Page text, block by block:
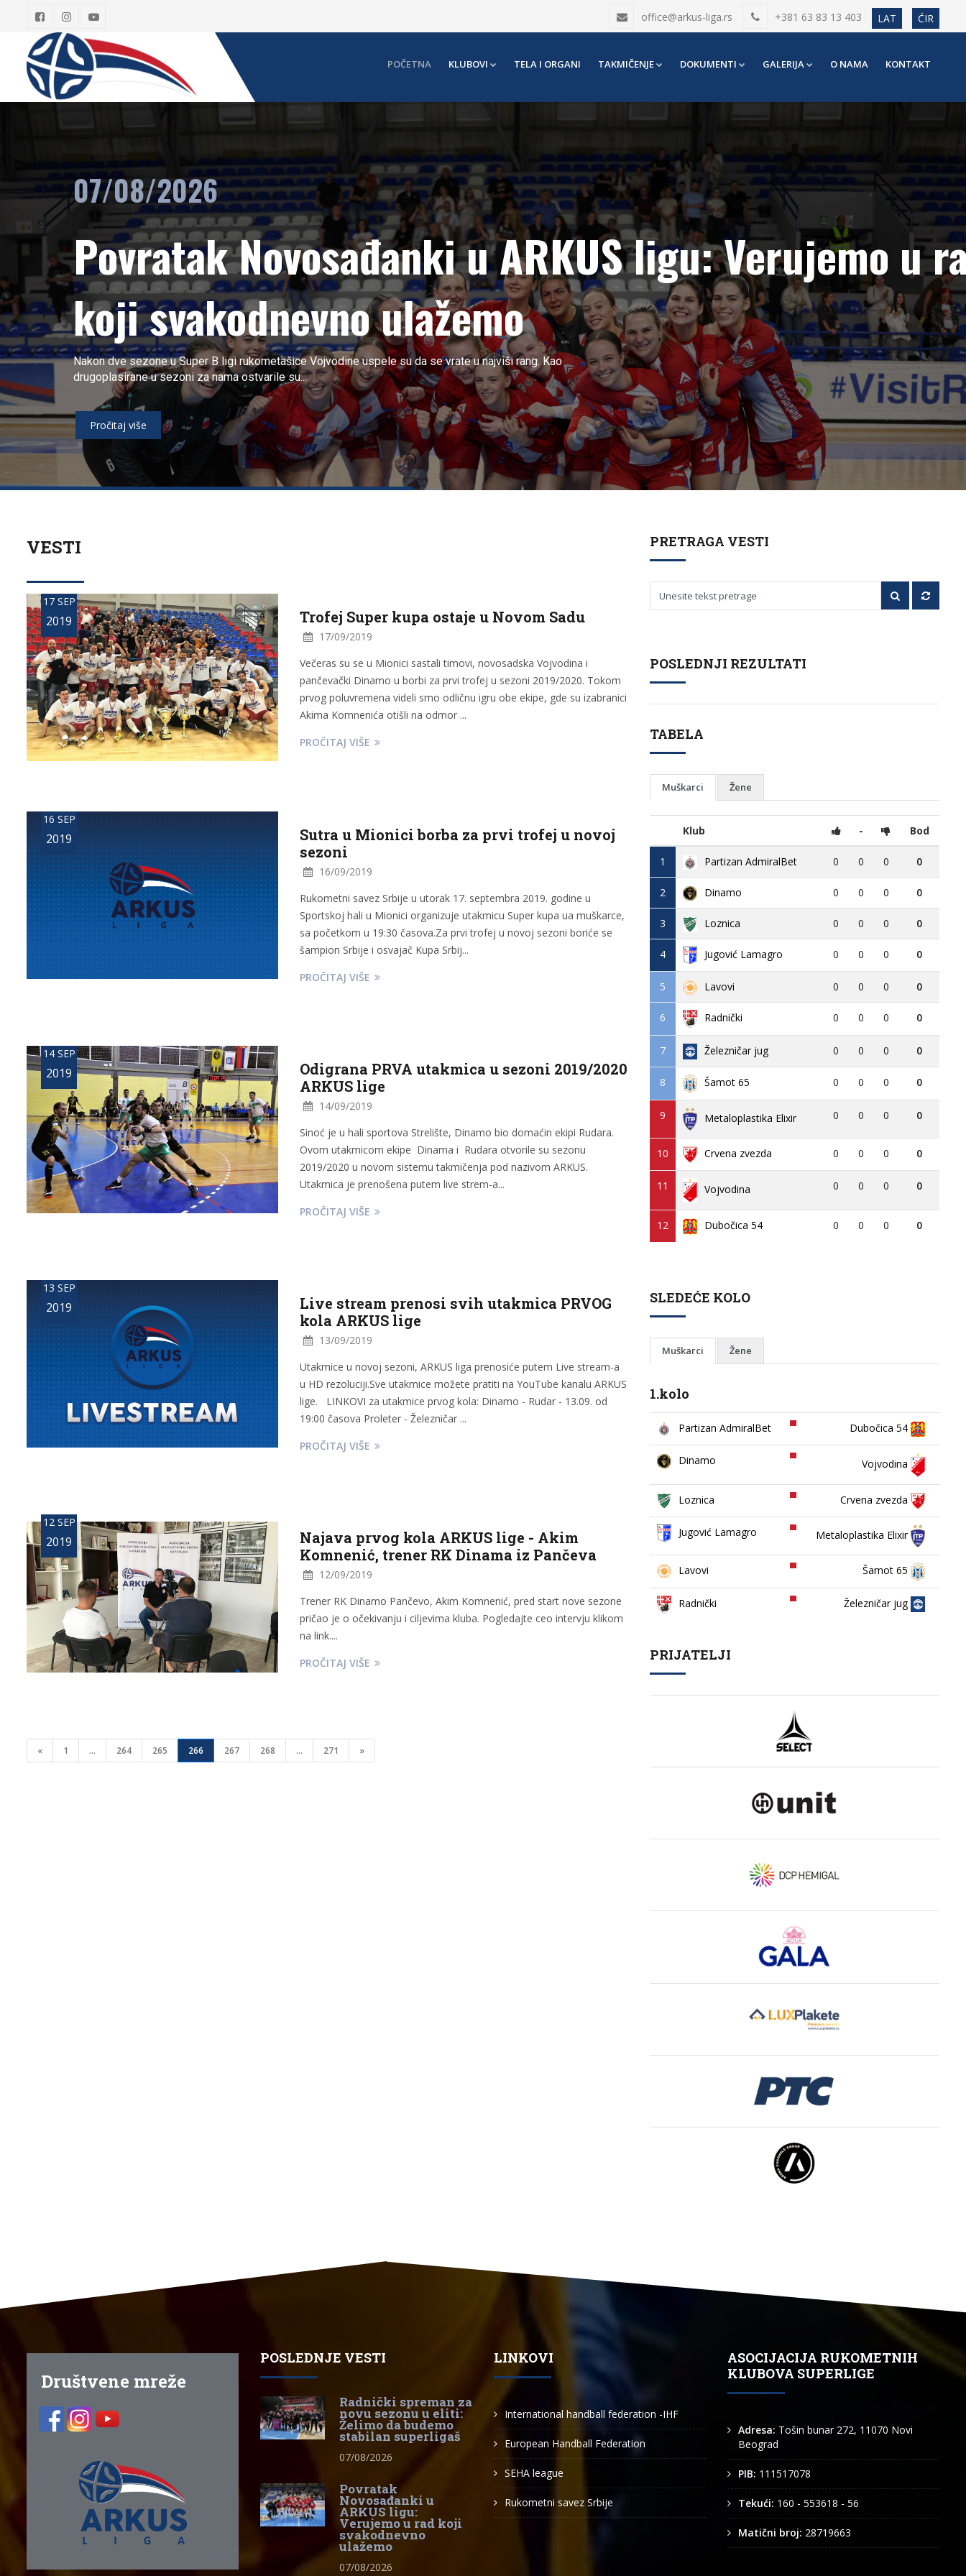
office@arkus-liga.rs +381 63 83 13 403 LAT ĆIR
POČETNA KLUBOVI TELA I ORGANI TAKMIČENJE DOKUMENTI GALERIJA O NAMA KONTAKT
07/08/2026
Povratak Novosađanki u ARKUS ligu: Verujemo u
koji svakodnevno ulažemo
Nakon dve sezone u Super B ligi rukometašice Vojvodine uspele su da se vrate u najviši rang. Kao
drugoplasirane u sezoni za nama ostvarile su...
Pročitaj više
VESTI
Trofej Super kupa ostaje u Novom Sadu
17 SEP
2019
17/09/2019
Večeras su se u Mionici sastali timovi, novosadska Vojvodina i
pančevački Dinamo u borbi za prvi trofej u sezoni 2019/2020. Tokom
prvog poluvremena videli smo odličnu igru obe ekipe, gde su izabranici
Akima Komnenića otišli na odmor ...
PROČITAJ VIŠE
Sutra u Mionici borba za prvi trofej u novoj
sezoni
16 SEP
2019
16/09/2019
Rukometni savez Srbije u utorak 17. septembra 2019. godine u
Sportskoj hali u Mionici organizuje utakmicu Super kupa ua muškarce,
sa početkom u 19:30 časova.Za prvi trofej u novoj sezoni boriće se
šampion Srbije i osvajač Kupa Srbij...
PROČITAJ VIŠE
Odigrana PRVA utakmica u sezoni 2019/2020
ARKUS lige
14 SEP
2019
14/09/2019
Sinoć je u hali sportova Strelište, Dinamo bio domaćin ekipi Rudara.
Ovom utakmicom ekipe Dinama i Rudara otvorile su sezonu
2019/2020 u novom sistemu takmičenja pod nazivom ARKUS.
Utakmica je prenošena putem live strem-a...
PROČITAJ VIŠE
Live stream prenosi svih utakmica PRVOG
kola ARKUS lige
13 SEP
2019
13/09/2019
Utakmice u novoj sezoni, ARKUS liga prenosiće putem Live stream-a
u HD rezoluciji.Sve utakmice možete pratiti na YouTube kanalu ARKUS
lige. LINKOVI za utakmice prvog kola: Dinamo - Rudar - 13.09. od
19:00 časova Proleter - Železničar ...
PROČITAJ VIŠE
Najava prvog kola ARKUS lige - Akim
Komnenić, trener RK Dinama iz Pančeva
12 SEP
2019
12/09/2019
Trener RK Dinamo Pančevo, Akim Komnenić, pred start nove sezone
pričao je o očekivanju i ciljevima kluba. Pogledajte ceo intervju klikom
na link....
PROČITAJ VIŠE
« 1 ... 264 265 266 267 268 ... 271 »
PRETRAGA VESTI
POSLEDNJI REZULTATI
TABELA
Muškarci Žene
Klub - Bod
1 Partizan AdmiralBet 0 0 0 0
2 Dinamo 0 0 0 0
3 Loznica 0 0 0 0
4 Jugović Lamagro 0 0 0 0
5 Lavovi 0 0 0 0
6 Radnički 0 0 0 0
7 Železničar jug 0 0 0 0
8 Šamot 65 0 0 0 0
9 Metaloplastika Elixir 0 0 0 0
10 Crvena zvezda 0 0 0 0
11 Vojvodina 0 0 0 0
12 Dubočica 54 0 0 0 0
SLEDEĆE KOLO
Muškarci Žene
1.kolo
Partizan AdmiralBet Dubočica 54
Dinamo Vojvodina
Loznica Crvena zvezda
Jugović Lamagro Metaloplastika Elixir
Lavovi Šamot 65
Radnički Železničar jug
PRIJATELJI
Društvene mreže
POSLEDNJE VESTI
Radnički spreman za
novu sezonu u eliti:
Želimo da budemo
stabilan superligaš
07/08/2026
Povratak
Novosađanki u
ARKUS ligu:
Verujemo u rad koji
svakodnevno
ulažemo
07/08/2026
LINKOVI
International handball federation -IHF
European Handball Federation
SEHA league
Rukometni savez Srbije
ASOCIJACIJA RUKOMETNIH
KLUBOVA SUPERLIGE
Adresa: Tošin bunar 272, 11070 Novi
Beograd
PIB: 111517078
Tekući: 160 - 553618 - 56
Matični broj: 28719663